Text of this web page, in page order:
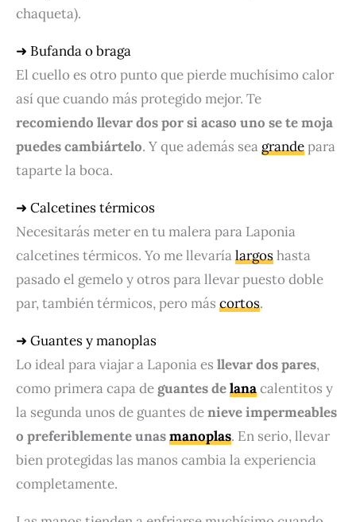
chaqueta).
➜ Bufanda o braga
El cuello es otro punto que pierde muchísimo calor
así que cuando más protegido mejor. Te
recomiendo llevar dos por si acaso uno se te moja
puedes cambiártelo. Y que además seagrandepara
taparte la boca.
➜ Calcetines térmicos
Necesitarás meter en tu malera para Laponia
calcetines térmicos. Yo me llevaríalargoshasta
pasado el gemelo y otros para llevar puesto doble
par, también térmicos, pero más cortos.
➜ Guantes y manoplas
Lo ideal para viajar a Laponia es llevar dos pares,
como primera capa de guantes delanacalentitos y
la segunda unos de guantes denieve impermeables
o preferiblemente unasmanoplas. En serio, llevar
bien protegidas las manos cambia la experiencia
completamente.